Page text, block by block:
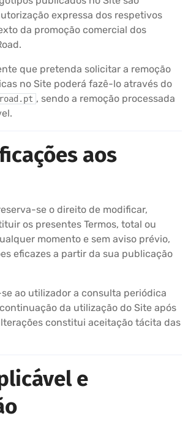
expressa dos respetivos
da promoção comercial dos
que pretenda solicitar a remoção
no Site poderá fazê-lo através do
, sendo a remoção processada
aos
se o direito de modificar,
os presentes Termos, total ou
momento e sem aviso prévio,
eficazes a partir da sua publicação
ao utilizador a consulta periódica
da utilização do Site após
constitui aceitação tácita das
e